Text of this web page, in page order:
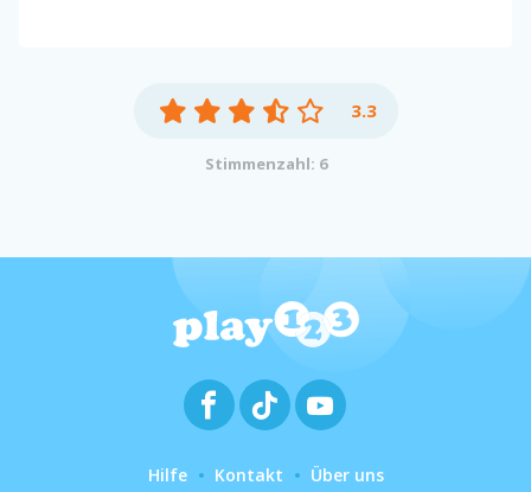
3.3
Stimmenzahl: 6
Hilfe Kontakt Über uns